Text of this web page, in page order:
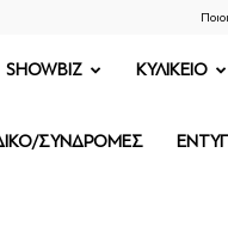
SHOWBIZ ΚΥΛΙΚΕΙΟ
ΣΥΝΔΡΟΜΕΣ